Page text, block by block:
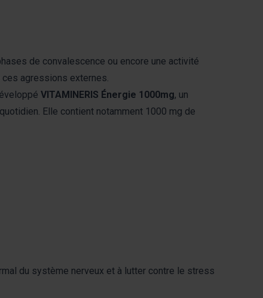
de convalescence ou encore une activité
agressions externes.
VITAMINERIS Énergie 1000mg, un
Elle contient notamment 1000 mg de
du système nerveux et à lutter contre le stress